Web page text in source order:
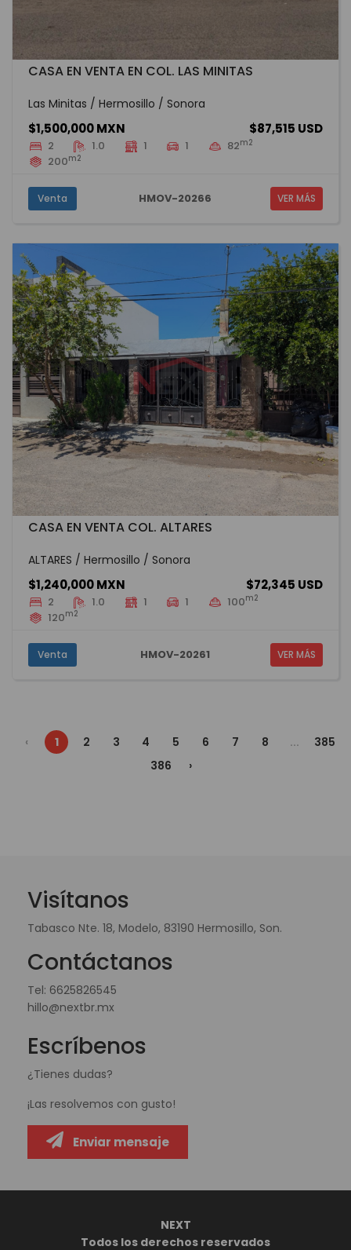
CASA EN VENTA EN COL. LAS MINITAS
Las Minitas / Hermosillo / Sonora
$1,500,000 MXN $87,515 USD
2 1.0 1 1 82m2
200m2
Venta HMOV-20266 VER MÁS
CASA EN VENTA COL. ALTARES
ALTARES / Hermosillo / Sonora
$1,240,000 MXN $72,345 USD
2 1.0 1 1 100m2
120m2
Venta HMOV-20261 VER MÁS
‹ 1 2 3 4 5 6 7 8 ...
385
386
›
Visítanos
Tabasco Nte. 18, Modelo, 83190 Hermosillo, Son.
Contáctanos
Tel: 6625826545
hillo@nextbr.mx
Escríbenos
¿Tienes dudas?
¡Las resolvemos con gusto!
Enviar mensaje
NEXT
Todos los derechos reservados